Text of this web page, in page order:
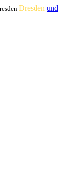
Dresden und